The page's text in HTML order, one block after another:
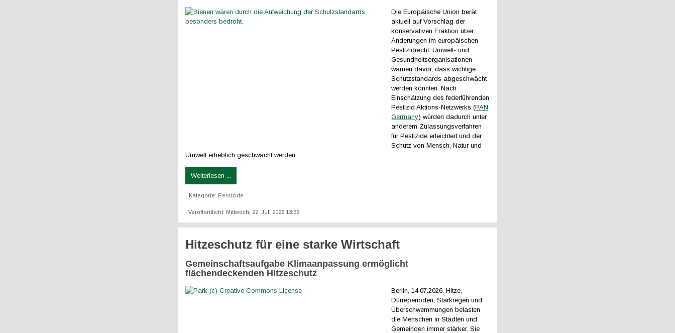
Die Europäische Union berät
aktuell auf Vorschlag der
konservativen Fraktion über
Änderungen im europäischen
Pestizidrecht. Umwelt- und
Gesundheitsorganisationen
warnen davor, dass wichtige
Schutzstandards abgeschwächt
werden könnten. Nach
Einschätzung des federführenden
Pestizid Aktions-Netzwerks (PAN
Germany) würden dadurch unter
anderem Zulassungsverfahren
für Pestizide erleichtert und der
Schutz von Mensch, Natur und
Umwelt erheblich geschwächt werden.
Weiterlesen ...
Kategorie: Pestizide
Veröffentlicht: Mittwoch, 22. Juli 2026 13:36
Hitzeschutz für eine starke Wirtschaft
Gemeinschaftsaufgabe Klimaanpassung ermöglicht
flächendeckenden Hitzeschutz
Berlin, 14.07.2026. Hitze,
Dürreperioden, Starkregen und
Überschwemmungen belasten
die Menschen in Städten und
Gemeinden immer stärker. Sie